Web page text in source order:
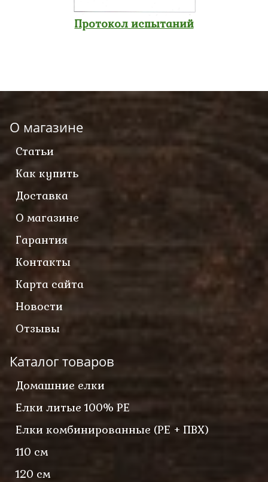
Протокол испытаний
О магазине
Статьи
Как купить
Доставка
О магазине
Гарантия
Контакты
Карта сайта
Новости
Отзывы
Каталог товаров
Домашние елки
Елки литые 100% PE
Елки комбинированные (PE + ПВХ)
110 см
120 см